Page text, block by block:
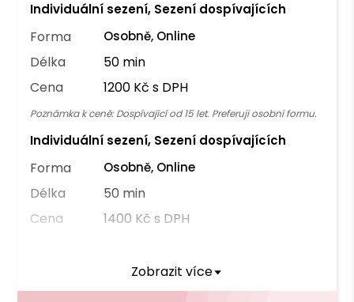
Individuální sezení, Sezení dospívajících
Forma Osobně, Online
Délka
50 min
Cena
1200 Kč s DPH
Poznámka k ceně:Dospívající od 15 let. Preferuji osobní formu.
Individuální sezení, Sezení dospívajících
Forma Osobně, Online
Délka
50 min
Cena
1400 Kč s DPH
sezení začínající od 16. hodinyZobrazit více